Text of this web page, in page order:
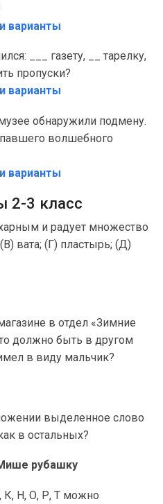
варианты
___ газету, __ тарелку,
пропуски?
варианты
обнаружили подмену.
волшебного
варианты
2-3 класс
и радует множество
вата; (Г) пластырь; (Д)
в отдел «Зимние
должно быть в другом
в виду мальчик?
выделенное слово
в остальных?
рубашку
К, Н, О, Р, Т можно